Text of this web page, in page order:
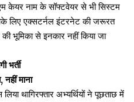
केयर नाम के सॉफ्टवेयर से भी सिस्टम
लिए एक्सटर्नल इंटरनेट की जरूरत
भूमिका से इनकार नहीं किया जा
भर्ती
नहीं माना
थागिरफ्तार अभ्यर्थियों ने पूछताछ में